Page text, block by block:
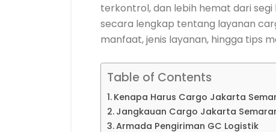
terkontrol, dan lebih hemat dari
secara lengkap tentang layanan
manfaat, jenis layanan, hingga tips
Table of Contents
Kenapa Harus Cargo Jakarta
Jangkauan Cargo Jakarta
Armada Pengiriman GC Logistik